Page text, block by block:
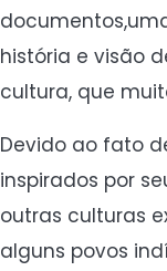
história e visão
cultura, que
Devido ao fato
inspirados por
outras culturas
alguns povos